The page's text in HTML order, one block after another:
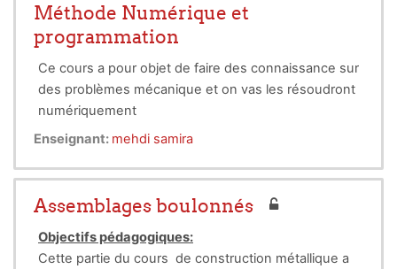
Méthode Numérique et
programmation
Ce cours a pour objet de faire des connaissance sur
des problèmes mécanique et on vas les résoudront
numériquement
Enseignant: mehdi samira
Assemblages boulonnés
Objectifs pédagogiques:
Cette partie du cours de construction métallique a